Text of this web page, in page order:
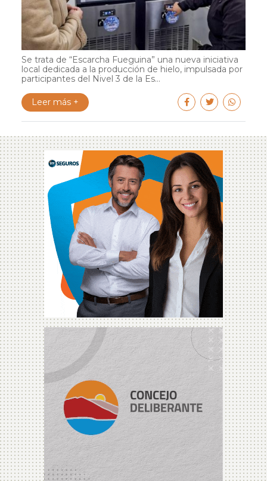
Se trata de “Escarcha Fueguina” una nueva iniciativa
local dedicada a la producción de hielo, impulsada por
participantes del Nivel 3 de la Es...
Leer más +